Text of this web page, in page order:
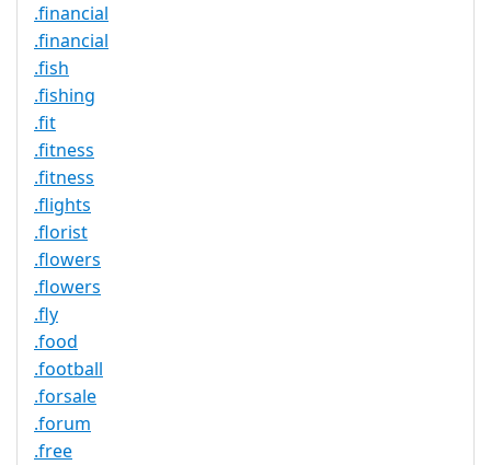
.financial
.financial
.fish
.fishing
.fit
.fitness
.fitness
.flights
.florist
.flowers
.flowers
.fly
.food
.football
.forsale
.forum
.free